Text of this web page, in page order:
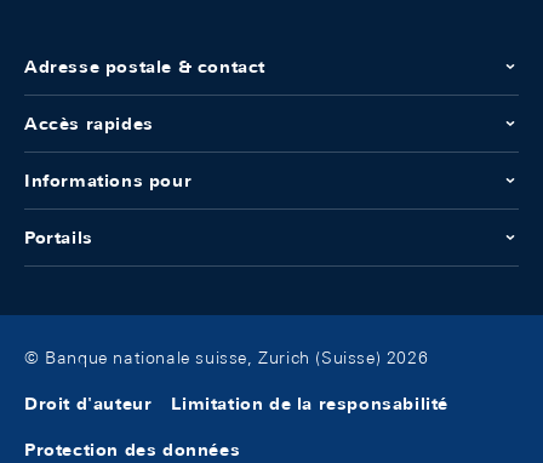
Adresse postale & contact
Accès rapides
Informations pour
Portails
© Banque nationale suisse, Zurich (Suisse) 2026
Droit d'auteur Limitation de la responsabilité
Protection des données